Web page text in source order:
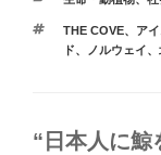
ゴ
リ
タ
グ
THE COVE、 ア
ド、 ノルウェイ、
“日本人に鯨